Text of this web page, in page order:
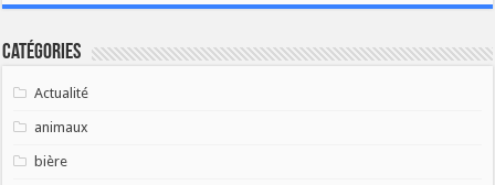
Catégories
Actualité
animaux
bière